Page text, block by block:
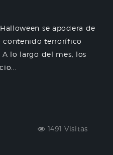
se apodera de
contenido terrorífico
A lo largo del mes, los
1491 Visitas